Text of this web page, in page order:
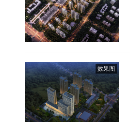
效果图